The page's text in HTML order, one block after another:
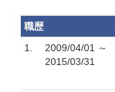
職歴
1.
2009/04/01 ～
2015/03/31